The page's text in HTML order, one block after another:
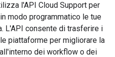
l'API Cloud Support per
modo programmatico le tue
L'API consente di trasferire i
piattaforme per migliorare la
dei workflow o dei